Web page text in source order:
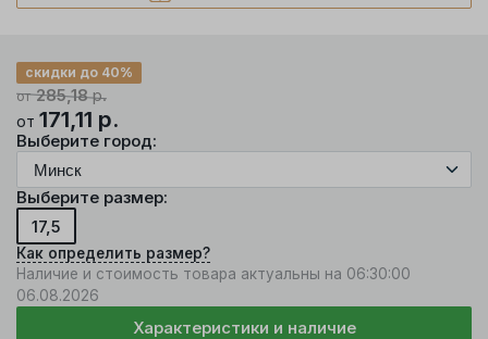
от285,18р.
скидки до 40%
от 171,11 р.
Выберите город:
Выберите размер:
17,5
Как определить размер?
Наличие и стоимость товара актуальны на 06:30:00
06.08.2026
Характеристики и наличие